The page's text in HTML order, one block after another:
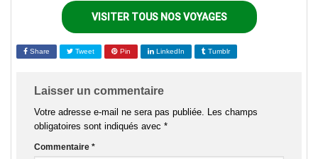
VISITER TOUS NOS VOYAGES
Share Tweet Pin LinkedIn Tumblr
Laisser un commentaire
Votre adresse e-mail ne sera pas publiée. Les champs
obligatoires sont indiqués avec *
Commentaire *